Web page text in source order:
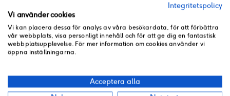
PRODUKT PDF
Integritetspolicy
Vi använder cookies
Vi kan placera dessa för analys av våra besökardata, för att förbättra
vår webbplats, visa personligt innehåll och för att ge dig en fantastisk
webbplatsupplevelse. För mer information om cookies använder vi
öppna inställningarna.
Acceptera alla